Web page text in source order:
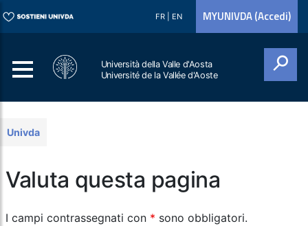
FR EN MYUNIVDA (Accedi)
Università della Valle d'Aosta
Université de la Vallée d'Aoste
Univda
Valuta questa pagina
I campi contrassegnati con * sono obbligatori.